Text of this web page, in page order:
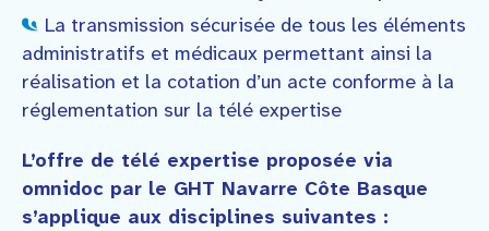
La transmission sécurisée de tous les éléments
administratifs et médicaux permettant ainsi la
réalisation et la cotation d’un acte conforme à la
réglementation sur la télé expertise
L’offre de télé expertise proposée via
omnidoc par le GHT Navarre Côte Basque
s’applique aux disciplines suivantes :